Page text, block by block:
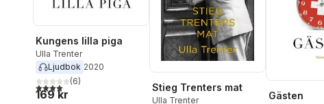
Kungens lilla piga
Ulla Trenter
Ljudbok 2020
4,0utav 5 stjärnor. Totalt antal röster:
(6)
169 kr
Stieg Trenters mat
Ulla Trenter
Gästen